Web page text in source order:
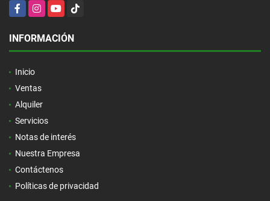
FacebookInstagramYouTubeTikTok
INFORMACIÓN
Inicio
Ventas
Alquiler
Servicios
Notas de interés
Nuestra Empresa
Contáctenos
Políticas de privacidad